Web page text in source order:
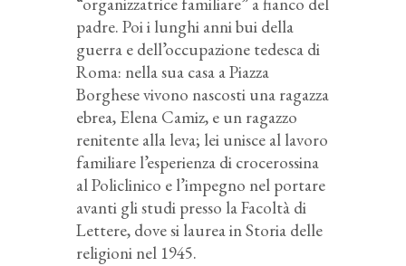
padre. Poi i lunghi anni bui della
guerra e dell’occupazione tedesca di
Roma: nella sua casa a Piazza
Borghese vivono nascosti una ragazza
ebrea, Elena Camiz, e un ragazzo
renitente alla leva; lei unisce al lavoro
familiare l’esperienza di crocerossina
al Policlinico e l’impegno nel portare
avanti gli studi presso la Facoltà di
Lettere, dove si laurea in Storia delle
religioni nel 1945.